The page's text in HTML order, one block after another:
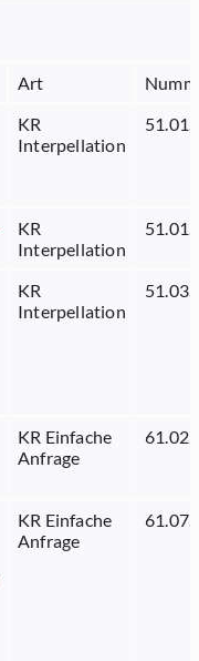
Art
KR
Interpellation
KR
Interpellation
KR
Interpellation
KR Einfache
Anfrage
KR Einfache
Anfrage